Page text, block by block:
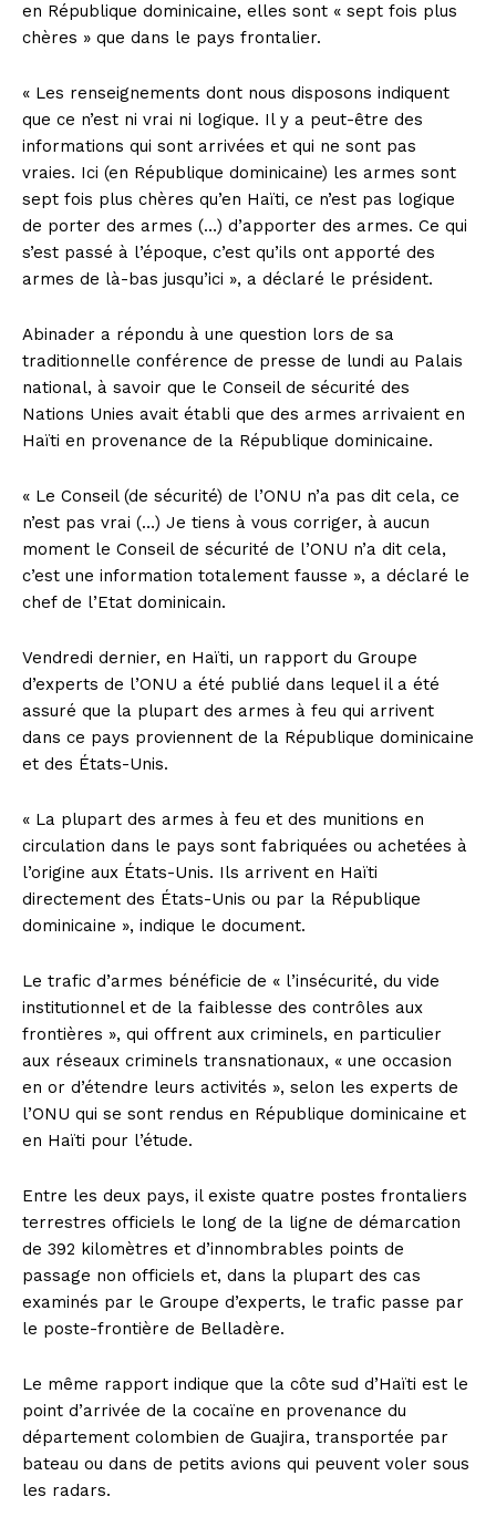
en République dominicaine, elles sont « sept fois plus
chères » que dans le pays frontalier.
« Les renseignements dont nous disposons indiquent
que ce n’est ni vrai ni logique. Il y a peut-être des
informations qui sont arrivées et qui ne sont pas
vraies. Ici (en République dominicaine) les armes sont
sept fois plus chères qu’en Haïti, ce n’est pas logique
de porter des armes (…) d’apporter des armes. Ce qui
s’est passé à l’époque, c’est qu’ils ont apporté des
armes de là-bas jusqu’ici », a déclaré le président.
Abinader a répondu à une question lors de sa
traditionnelle conférence de presse de lundi au Palais
national, à savoir que le Conseil de sécurité des
Nations Unies avait établi que des armes arrivaient en
Haïti en provenance de la République dominicaine.
« Le Conseil (de sécurité) de l’ONU n’a pas dit cela, ce
n’est pas vrai (…) Je tiens à vous corriger, à aucun
moment le Conseil de sécurité de l’ONU n’a dit cela,
c’est une information totalement fausse », a déclaré le
chef de l’Etat dominicain.
Vendredi dernier, en Haïti, un rapport du Groupe
d’experts de l’ONU a été publié dans lequel il a été
assuré que la plupart des armes à feu qui arrivent
dans ce pays proviennent de la République dominicaine
et des États-Unis.
« La plupart des armes à feu et des munitions en
circulation dans le pays sont fabriquées ou achetées à
l’origine aux États-Unis. Ils arrivent en Haïti
directement des États-Unis ou par la République
dominicaine », indique le document.
Le trafic d’armes bénéficie de « l’insécurité, du vide
institutionnel et de la faiblesse des contrôles aux
frontières », qui offrent aux criminels, en particulier
aux réseaux criminels transnationaux, « une occasion
en or d’étendre leurs activités », selon les experts de
l’ONU qui se sont rendus en République dominicaine et
en Haïti pour l’étude.
Entre les deux pays, il existe quatre postes frontaliers
terrestres officiels le long de la ligne de démarcation
de 392 kilomètres et d’innombrables points de
passage non officiels et, dans la plupart des cas
examinés par le Groupe d’experts, le trafic passe par
le poste-frontière de Belladère.
Le même rapport indique que la côte sud d’Haïti est le
point d’arrivée de la cocaïne en provenance du
département colombien de Guajira, transportée par
bateau ou dans de petits avions qui peuvent voler sous
les radars.